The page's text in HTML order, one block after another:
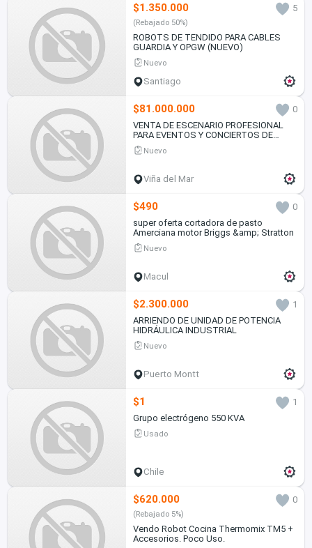
$1.350.000 5
(Rebajado 50%)
ROBOTS DE TENDIDO PARA CABLES
GUARDIA Y OPGW (NUEVO)
Nuevo
Santiago
$81.000.000
0
VENTA DE ESCENARIO PROFESIONAL
PARA EVENTOS Y CONCIERTOS DE
GRAN ENVERGADURA
Nuevo
Viña del Mar
$490
0
super oferta cortadora de pasto
Amerciana motor Briggs &amp; Stratton
Nuevo
Macul
$2.300.000
1
ARRIENDO DE UNIDAD DE POTENCIA
HIDRÁULICA INDUSTRIAL
Nuevo
Puerto Montt
$1
1
Grupo electrógeno 550 KVA
Usado
Chile
$620.000 0
(Rebajado 5%)
Vendo Robot Cocina Thermomix TM5 +
Accesorios. Poco Uso.